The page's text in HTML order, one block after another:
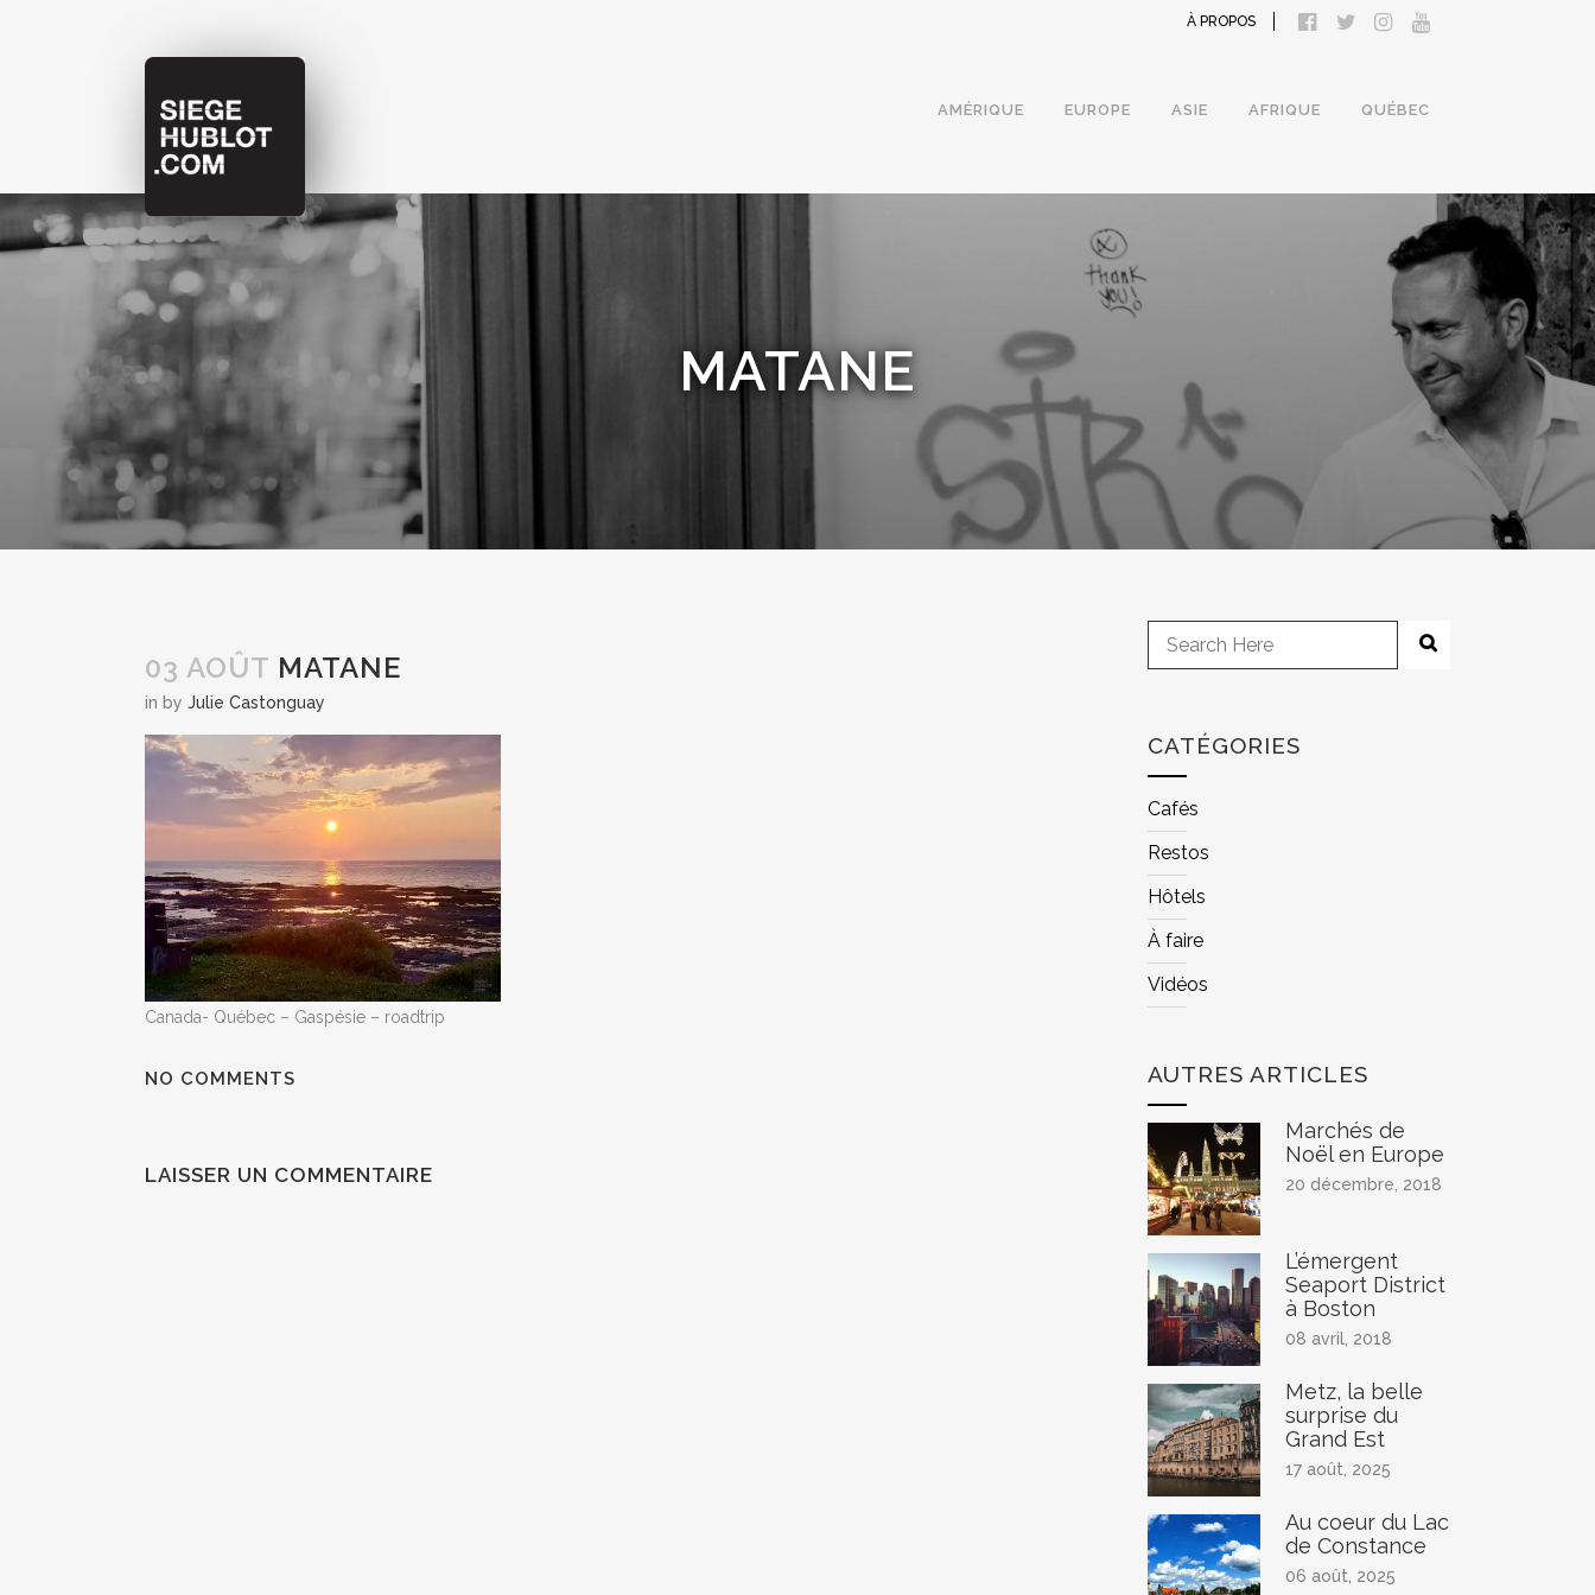
À PROPOS
AMÉRIQUE EUROPE ASIE AFRIQUE QUÉBEC
MATANE
03 AOÛT MATANE
in by Julie Castonguay
Canada- Québec – Gaspésie – roadtrip
NO COMMENTS
LAISSER UN COMMENTAIRE
CATÉGORIES
Cafés
Restos
Hôtels
À faire
Vidéos
AUTRES ARTICLES
Marchés de
Noël en Europe
20 décembre, 2018
L’émergent
Seaport District
à Boston
08 avril, 2018
Metz, la belle
surprise du
Grand Est
17 août, 2025
Au coeur du Lac
de Constance
06 août, 2025